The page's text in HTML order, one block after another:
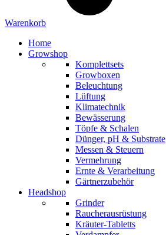
Warenkorb
Home
Growshop
Komplettsets
Growboxen
Beleuchtung
Lüftung
Klimatechnik
Bewässerung
Töpfe & Schalen
Dünger, pH & Substrate
Messen & Steuern
Vermehrung
Ernte & Verarbeitung
Gärtnerzubehör
Headshop
Grinder
Raucherausrüstung
Kräuter-Tabletts